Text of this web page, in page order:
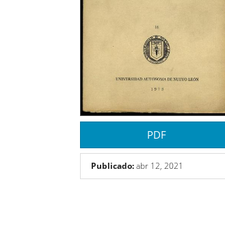
PDF
Publicado:abr 12, 2021